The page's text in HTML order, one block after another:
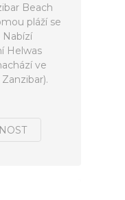
Beach
pláží se
Nabízí
Helwas
ve